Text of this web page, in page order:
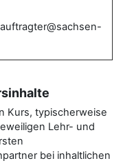
Kurs, typischerweise
Lehr- und
bei inhaltlichen